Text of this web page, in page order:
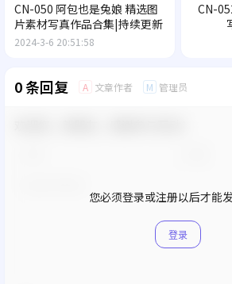
CN-050 阿包也是兔娘 精选图
片素材写真作品合集|持续更新
2024-3-6 20:51:58
CN-
0 条回复 A 文章作者 M 管理员
您必须登录或注册以后才能
登录